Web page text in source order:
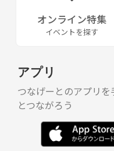
オンライン特集
イベントを探す
アプリ
つなげーとのアプリ
とつながろう